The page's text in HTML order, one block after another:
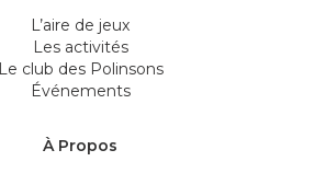
L’aire de jeux
Les activités
Le club des Polinsons
Événements
À Propos